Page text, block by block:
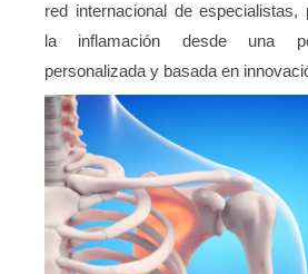
red internacional de especialistas,
la inflamación desde una
personalizada y basada en